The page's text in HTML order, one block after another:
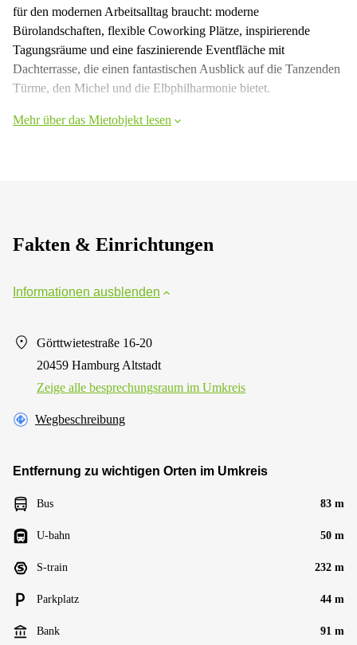
für den modernen Arbeitsalltag braucht: moderne
Bürolandschaften, flexible Coworking Plätze, inspirierende
Tagungsräume und eine faszinierende Eventfläche mit
Dachterrasse, die einen fantastischen Ausblick auf die Tanzenden
Türme, den Michel und die Elbphilharmonie bietet.
Mehr über das Mietobjekt lesen
Fakten & Einrichtungen
Informationen ausblenden
Görttwietestraße 16-20
20459 Hamburg Altstadt
Zeige alle besprechungsraum im Umkreis
Wegbeschreibung
Entfernung zu wichtigen Orten im Umkreis
Bus 83 m
U-bahn 50 m
S-train 232 m
Parkplatz 44 m
Bank 91 m